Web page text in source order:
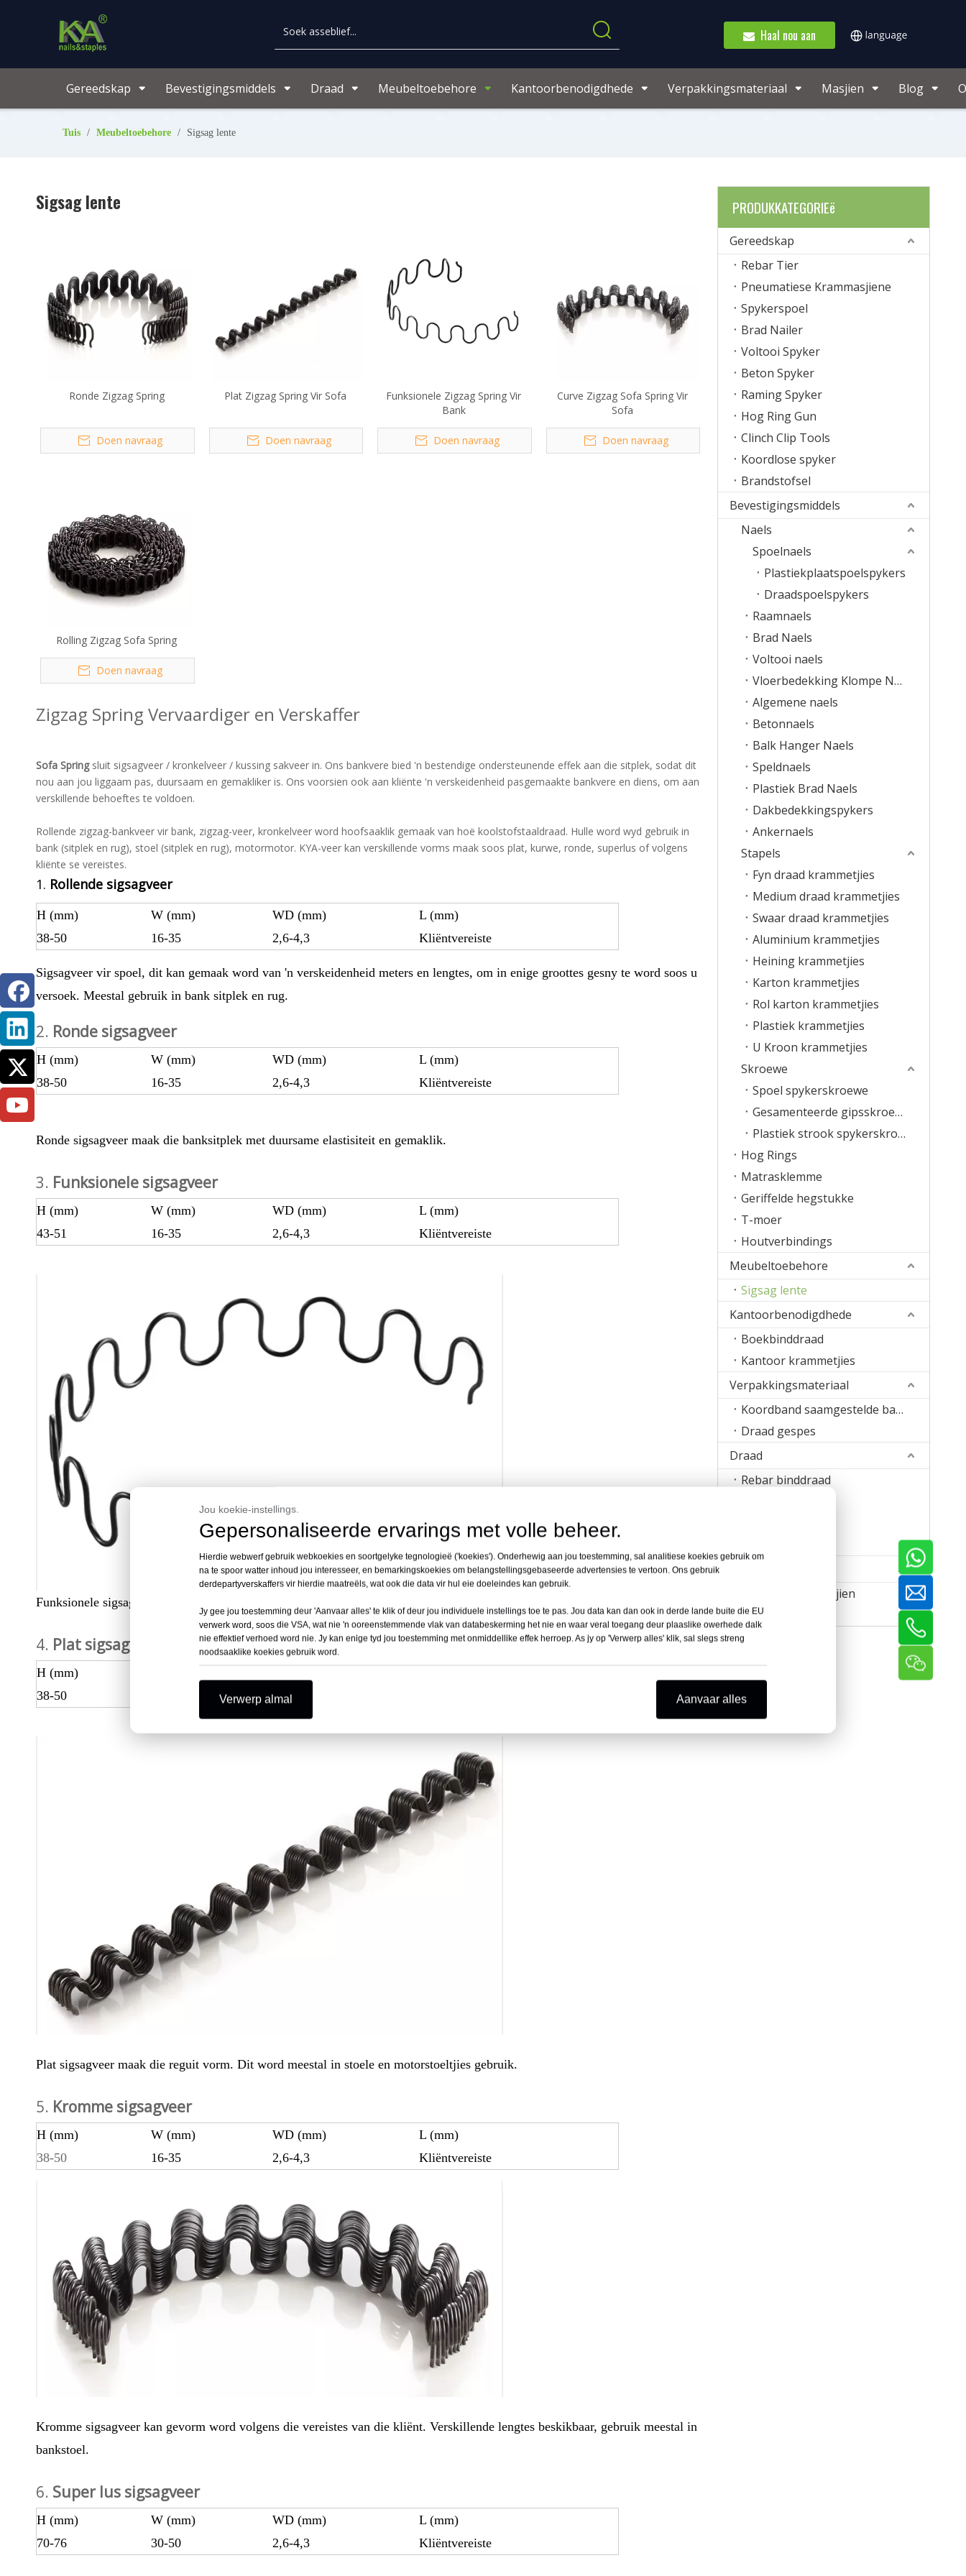
Haal nou aan
Gereedskap Bevestigingsmiddels Draad Meubeltoebehore Kantoorbenodigdhede Verpakkingsmateriaal Masjien Blog
Tuis / Meubeltoebehore / Sigsag lente
Sigsag lente
Ronde Zigzag Spring
Doen navraag
Plat Zigzag Spring Vir Sofa
Doen navraag
Funksionele Zigzag Spring Vir
Bank
Doen navraag
Curve Zigzag Sofa Spring Vir
Sofa
Doen navraag
Rolling Zigzag Sofa Spring
Doen navraag
Zigzag Spring Vervaardiger en Verskaffer
Sofa Spring sluit sigsagveer / kronkelveer / kussing sakveer in. Ons bankvere bied 'n bestendige ondersteunende effek aan die sitplek, sodat dit
nou aan jou liggaam pas, duursaam en gemakliker is. Ons voorsien ook aan kliënte 'n verskeidenheid pasgemaakte bankvere en diens, om aan
verskillende behoeftes te voldoen.
Rollende zigzag-bankveer vir bank, zigzag-veer, kronkelveer word hoofsaaklik gemaak van hoë koolstofstaaldraad. Hulle word wyd gebruik in
bank (sitplek en rug), stoel (sitplek en rug), motormotor. KYA-veer kan verskillende vorms maak soos plat, kurwe, ronde, superlus of volgens
kliënte se vereistes.
1. Rollende sigsagveer
H (mm) W (mm) WD (mm)
L (mm)
38-50
16-35 2,6-4,3 Kliëntvereiste
Sigsagveer vir spoel, dit kan gemaak word van 'n verskeidenheid meters en lengtes, om in enige groottes gesny te word soos u
versoek. Meestal gebruik in bank sitplek en rug.
2. Ronde sigsagveer
H (mm) W (mm) WD (mm)
L (mm)
38-50
16-35 2,6-4,3 Kliëntvereiste
Ronde sigsagveer maak die banksitplek met duursame elastisiteit en gemaklik.
3. Funksionele sigsagveer
H (mm) W (mm) WD (mm)
L (mm)
43-51
16-35 2,6-4,3 Kliëntvereiste
Funksionele sigsagveer is met spesiale buiging. Gebruik meestal in funksionele bankstoel, verbeter die weerkaatsing van vere.
4. Plat sigsagveer
H (mm)
38-50
2,6-4,3
Plat sigsagveer maak die reguit vorm. Dit word meestal in stoele en motorstoeltjies gebruik.
5. Kromme sigsagveer
H (mm) W (mm) WD (mm)
L (mm)
38-50
16-35 2,6-4,3 Kliëntvereiste
Kromme sigsagveer kan gevorm word volgens die vereistes van die kliënt. Verskillende lengtes beskikbaar, gebruik meestal in
bankstoel.
6. Super lus sigsagveer
H (mm) W (mm) WD (mm)
L (mm)
70-76
30-50 2,6-4,3 Kliëntvereiste
PRODUKKATEGORIEë
Gereedskap
Rebar Tier
Pneumatiese Krammasjiene
Spykerspoel
Brad Nailer
Voltooi Spyker
Beton Spyker
Raming Spyker
Hog Ring Gun
Clinch Clip Tools
Koordlose spyker
Brandstofsel
Bevestigingsmiddels
Naels
Spoelnaels
Plastiekplaatspoelspykers
Draadspoelspykers
Raamnaels
Brad Naels
Voltooi naels
Vloerbedekking Klompe Naels
Algemene naels
Betonnaels
Balk Hanger Naels
Speldnaels
Plastiek Brad Naels
Dakbedekkingspykers
Ankernaels
Stapels
Fyn draad krammetjies
Medium draad krammetjies
Swaar draad krammetjies
Aluminium krammetjies
Heining krammetjies
Karton krammetjies
Rol karton krammetjies
Plastiek krammetjies
U Kroon krammetjies
Skroewe
Spoel spykerskroewe
Gesamenteerde gipsskroewe
Plastiek strook spykerskroewe
Hog Rings
Matrasklemme
Geriffelde hegstukke
T-moer
Houtverbindings
Meubeltoebehore
Sigsag lente
Kantoorbenodigdhede
Boekbinddraad
Kantoor krammetjies
Verpakkingsmateriaal
Koordband saamgestelde band
Draad gespes
Draad
Rebar binddraad
Spyker maak masjien
Draadrolmasjien
Jou koekie-instellings.
Gepersonaliseerde ervarings met volle beheer.
Hierdie webwerf gebruik webkoekies en soortgelyke tegnologieë ('koekies'). Onderhewig aan jou toestemming, sal analitiese koekies gebruik om
na te spoor watter inhoud jou interesseer, en bemarkingskoekies om belangstellingsgebaseerde advertensies te vertoon. Ons gebruik
derdepartyverskaffers vir hierdie maatreëls, wat ook die data vir hul eie doeleindes kan gebruik.
Jy gee jou toestemming deur 'Aanvaar alles' te klik of deur jou individuele instellings toe te pas. Jou data kan dan ook in derde lande buite die EU
verwerk word, soos die VSA, wat nie 'n ooreenstemmende vlak van databeskerming het nie en waar veral toegang deur plaaslike owerhede dalk
nie effektief verhoed word nie. Jy kan enige tyd jou toestemming met onmiddellike effek herroep. As jy op 'Verwerp alles' klik, sal slegs streng
noodsaaklike koekies gebruik word.
Verwerp almal Aanvaar alles